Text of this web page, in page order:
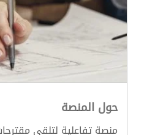
حول المنصة
منصة تفاعلية لتلقي